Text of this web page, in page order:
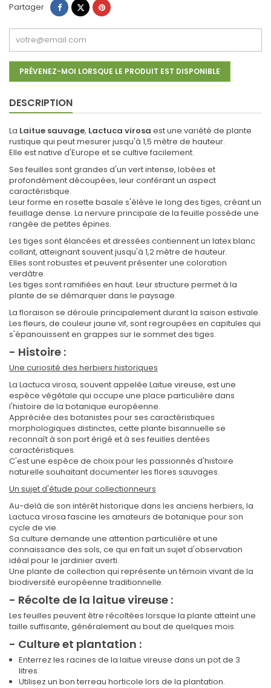
Partager PartagerTweetPinterest
PRÉVENEZ-MOI LORSQUE LE PRODUIT EST DISPONIBLE
DESCRIPTION
La Laitue sauvage, Lactuca virosa est une variété de plante
rustique qui peut mesurer jusqu'à 1,5 mètre de hauteur.
Elle est native d'Europe et se cultive facilement.
Ses feuilles sont grandes d'un vert intense, lobées et
profondément découpées, leur conférant un aspect
caractéristique.
Leur forme en rosette basale s'élève le long des tiges, créant un
feuillage dense. La nervure principale de la feuille possède une
rangée de petites épines.
Les tiges sont élancées et dressées contiennent un latex blanc
collant, atteignant souvent jusqu'à 1,2 mètre de hauteur.
Elles sont robustes et peuvent présenter une coloration
verdâtre.
Les tiges sont ramifiées en haut. Leur structure permet à la
plante de se démarquer dans le paysage.
La floraison se déroule principalement durant la saison estivale.
Les fleurs, de couleur jaune vif, sont regroupées en capitules qui
s'épanouissent en grappes sur le sommet des tiges.
- Histoire :
Une curiosité des herbiers historiques
La Lactuca virosa, souvent appelée Laitue vireuse, est une
espèce végétale qui occupe une place particulière dans
l'histoire de la botanique européenne.
Appréciée des botanistes pour ses caractéristiques
morphologiques distinctes, cette plante bisannuelle se
reconnaît à son port érigé et à ses feuilles dentées
caractéristiques.
C'est une espèce de choix pour les passionnés d'histoire
naturelle souhaitant documenter les flores sauvages.
Un sujet d'étude pour collectionneurs
Au-delà de son intérêt historique dans les anciens herbiers, la
Lactuca virosa fascine les amateurs de botanique pour son
cycle de vie.
Sa culture demande une attention particulière et une
connaissance des sols, ce qui en fait un sujet d'observation
idéal pour le jardinier averti.
Une plante de collection qui représente un témoin vivant de la
biodiversité européenne traditionnelle.
- Récolte de la laitue vireuse :
Les feuilles peuvent être récoltées lorsque la plante atteint une
taille suffisante, généralement au bout de quelques mois.
- Culture et plantation :
Enterrez les racines de la laitue vireuse dans un pot de 3
litres.
Utilisez un bon terreau horticole lors de la plantation.